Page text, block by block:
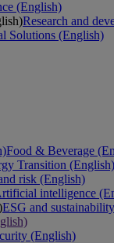
(English)
Research and
Solutions (English)
Food & Beverage
Transition (English)
risk (English)
intelligence
ESG and
(English)